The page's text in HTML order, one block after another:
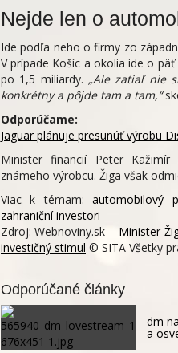
Nejde len o
Ide podľa neho o firmy zo
V prípade Košíc a okolia ide o
po 1,5 miliardy. „Ale zatiaľ nie
konkrétny a pôjde tam a tam,“
Odporúčame:
Jaguar plánuje presunúť výrobu
Minister financií Peter
známeho výrobcu. Žiga však
Viac k témam:automobilový
zahraniční investori
Zdroj: Webnoviny.sk – Minister
investičný stimul © SITA Všetky
Odporúčané články
dm
a